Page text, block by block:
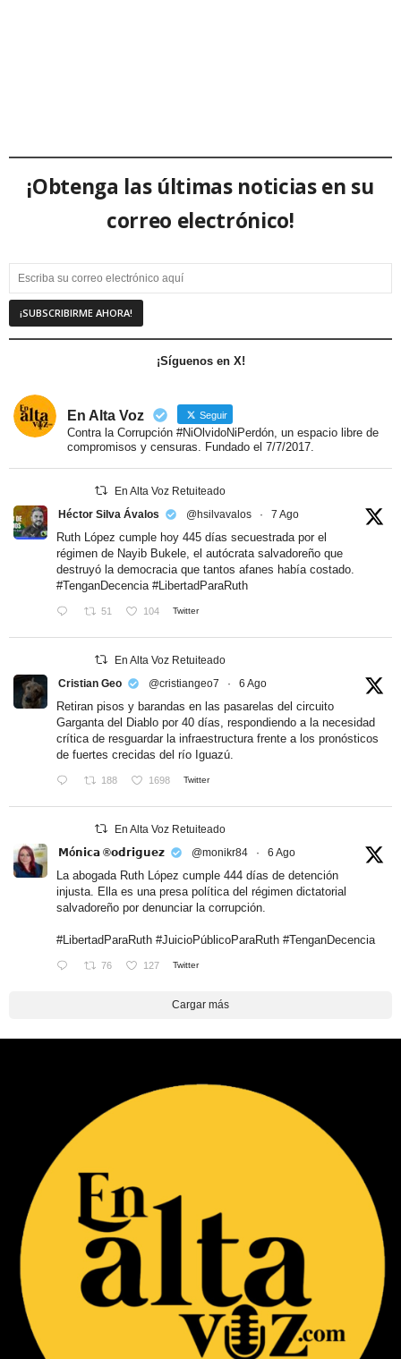
¡Obtenga las últimas noticias en su
correo electrónico!
¡Síguenos en X!
En Alta Voz Seguir
Contra la Corrupción #NiOlvidoNiPerdón, un espacio libre de
compromisos y censuras. Fundado el 7/7/2017.
En Alta Voz Retuiteado
Héctor Silva Ávalos
@hsilvavalos · 7 Ago
Ruth López cumple hoy 445 días secuestrada por el
régimen de Nayib Bukele, el autócrata salvadoreño que
destruyó la democracia que tantos afanes había costado.
#TenganDecencia #LibertadParaRuth
51 104 Twitter
En Alta Voz Retuiteado
Cristian Geo
@cristiangeo7 · 6 Ago
Retiran pisos y barandas en las pasarelas del circuito
Garganta del Diablo por 40 días, respondiendo a la necesidad
crítica de resguardar la infraestructura frente a los pronósticos
de fuertes crecidas del río Iguazú.
188 1698 Twitter
En Alta Voz Retuiteado
𝗠ó𝗻𝗶𝗰𝗮 ®𝗼𝗱𝗿𝗶𝗴𝘂𝗲𝘇
@monikr84 · 6 Ago
La abogada Ruth López cumple 444 días de detención
injusta. Ella es una presa política del régimen dictatorial
salvadoreño por denunciar la corrupción.
#LibertadParaRuth #JuicioPúblicoParaRuth #TenganDecencia
76 127 Twitter
Cargar más